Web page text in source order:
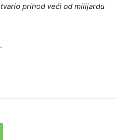
prihod veći od milijardu